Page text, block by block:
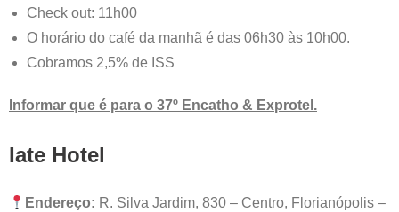
Check out: 11h00
O horário do café da manhã é das 06h30 às 10h00.
Cobramos 2,5% de ISS
Informar que é para o 37º Encatho & Exprotel.
Iate Hotel
Endereço: R. Silva Jardim, 830 – Centro, Florianópolis –